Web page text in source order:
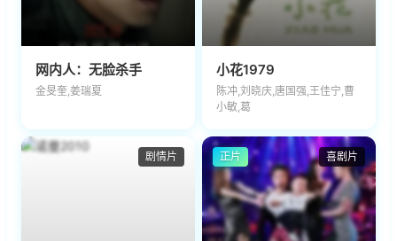
网内人：无脸杀手
金旻奎,姜瑞夏
小花1979
陈冲,刘晓庆,唐国强,王佳宁,曹
小敏,葛
剧情片 喜剧片
正片